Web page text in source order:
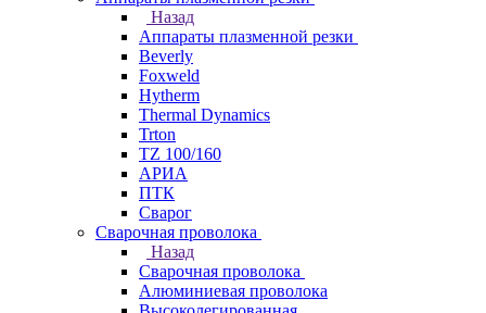
Назад
Аппараты плазменной резки
Beverly
Foxweld
Hytherm
Thermal Dynamics
Trton
TZ 100/160
АРИА
ПТК
Сварог
Сварочная проволока
Назад
Сварочная проволока
Алюминиевая проволока